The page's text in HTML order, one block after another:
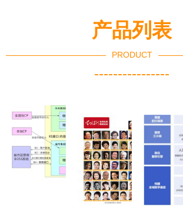
产品列表
PRODUCT
----------------